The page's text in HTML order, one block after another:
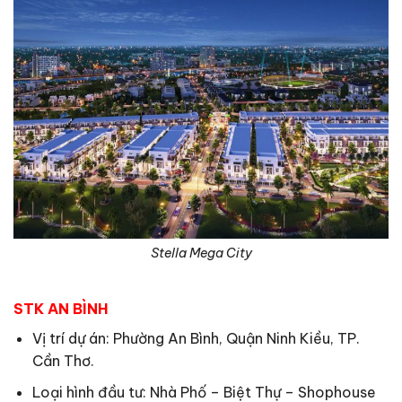
Stella Mega City
STK AN BÌNH
Vị trí dự án: Phường An Bình, Quận Ninh Kiều, TP.
Cần Thơ.
Loại hình đầu tư: Nhà Phố – Biệt Thự – Shophouse